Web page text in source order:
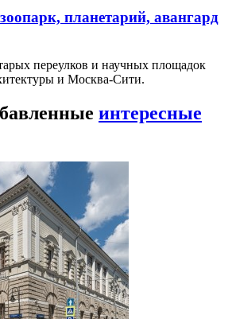
планетарий, авангард
переулков и научных площадок
и Москва-Сити.
интересные